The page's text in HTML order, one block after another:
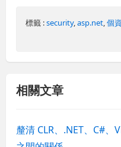
標籤 :security,asp.net ,個
相關文章
釐清 CLR、.NET、C#、